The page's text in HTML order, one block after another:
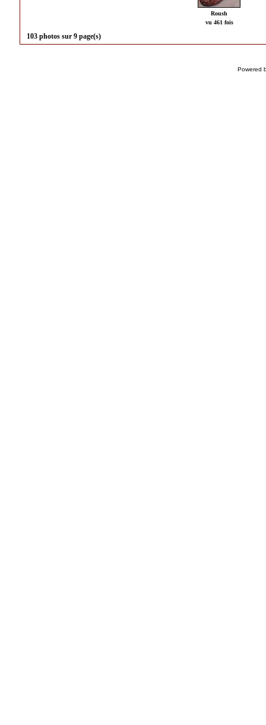
Roush
vu 461 fois
103 photos sur 9 page(s)
Powered